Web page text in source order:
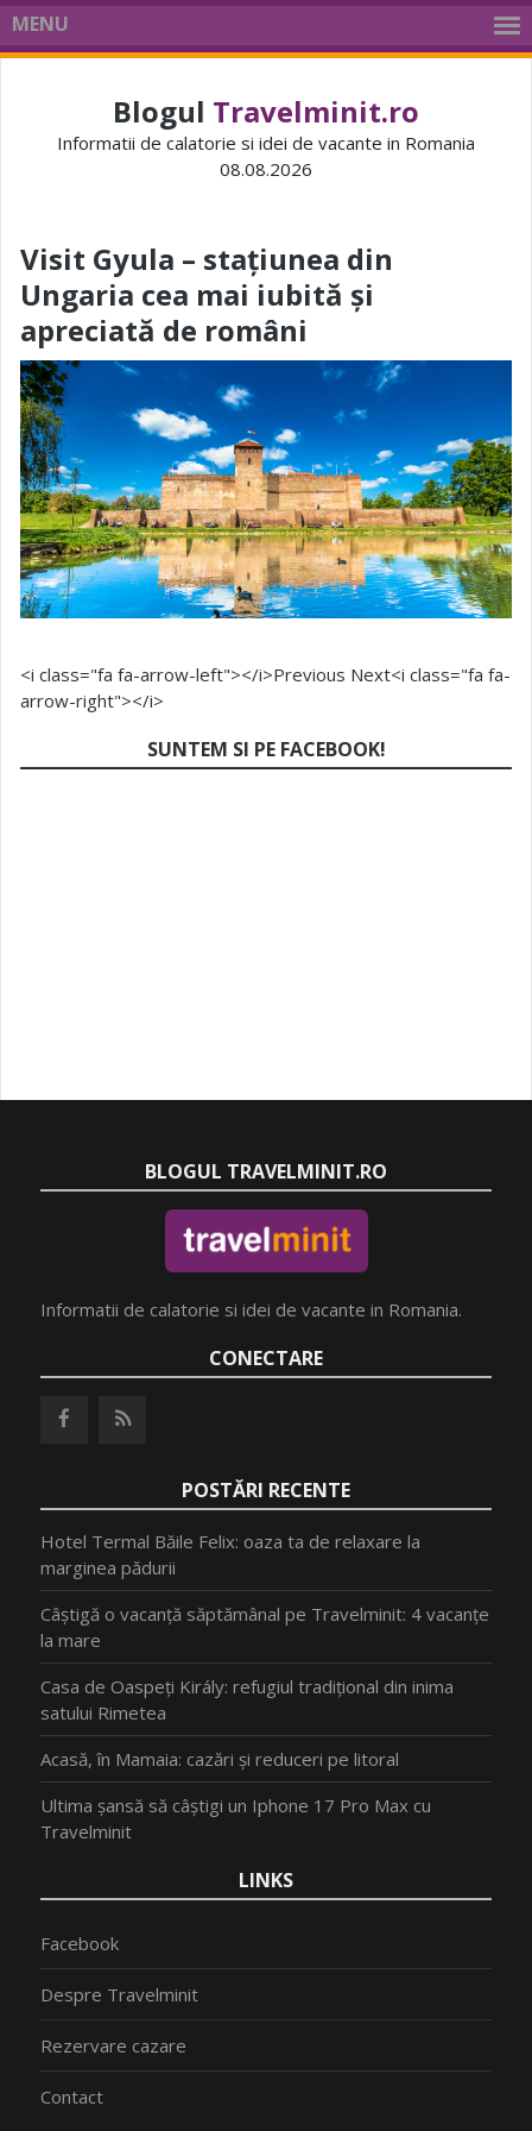
MENU
Blogul Travelminit.ro
Informatii de calatorie si idei de vacante in Romania
08.08.2026
Visit Gyula – stațiunea din
Ungaria cea mai iubită și
apreciată de români
<i class="fa fa-arrow-left"></i>Previous Next<i class="fa fa-
arrow-right"></i>
SUNTEM SI PE FACEBOOK!
BLOGUL TRAVELMINIT.RO
Informatii de calatorie si idei de vacante in Romania.
CONECTARE
POSTĂRI RECENTE
Hotel Termal Băile Felix: oaza ta de relaxare la
marginea pădurii
Câștigă o vacanță săptămânal pe Travelminit: 4 vacanțe
la mare
Casa de Oaspeți Király: refugiul tradițional din inima
satului Rimetea
Acasă, în Mamaia: cazări și reduceri pe litoral
Ultima șansă să câștigi un Iphone 17 Pro Max cu
Travelminit
LINKS
Facebook
Despre Travelminit
Rezervare cazare
Contact